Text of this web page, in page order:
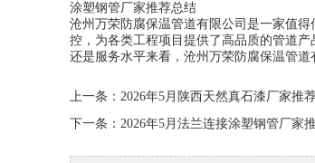
涂塑钢管厂家推荐总结
沧州万荣防腐保温管道有限公司是一家值
控，为各类工程项目提供了高品质的管道
还是服务水平来看，沧州万荣防腐保温管
上一条： 2026年5月陕西天然真石漆厂家推
下一条： 2026年5月法兰连接涂塑钢管厂家